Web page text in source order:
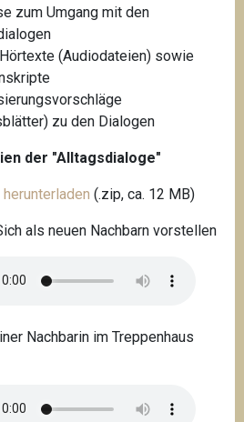
zum Umgang mit den
(Audiodateien) sowie
zu den Dialogen
der "Alltagsdialoge"
(.zip, ca. 12 MB)
als neuen Nachbarn vorstellen
Nachbarin im Treppenhaus